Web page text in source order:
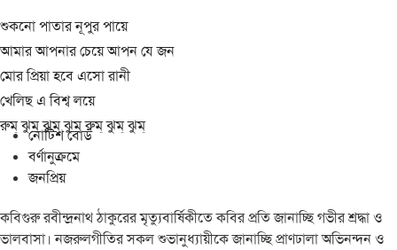
শুকনো পাতার নূপুর পায়ে
আমার আপনার চেয়ে আপন যে জন
মোর প্রিয়া হবে এসো রানী
খেলিছ এ বিশ্ব লয়ে
রুম্ ঝুম্ ঝুম্ ঝুম্ রুম্ ঝুম্ ঝুম্
নোটিশ বোর্ড
বর্ণানুক্রমে
জনপ্রিয়
কবিগুরু রবীন্দ্রনাথ ঠাকুরের মৃত্যুবার্ষিকীতে কবির প্রতি জানাচ্ছি গভীর শ্রদ্ধা ও
ভালবাসা। নজরুলগীতির সকল শুভানুধ্যায়ীকে জানাচ্ছি প্রাণঢালা অভিনন্দন ও